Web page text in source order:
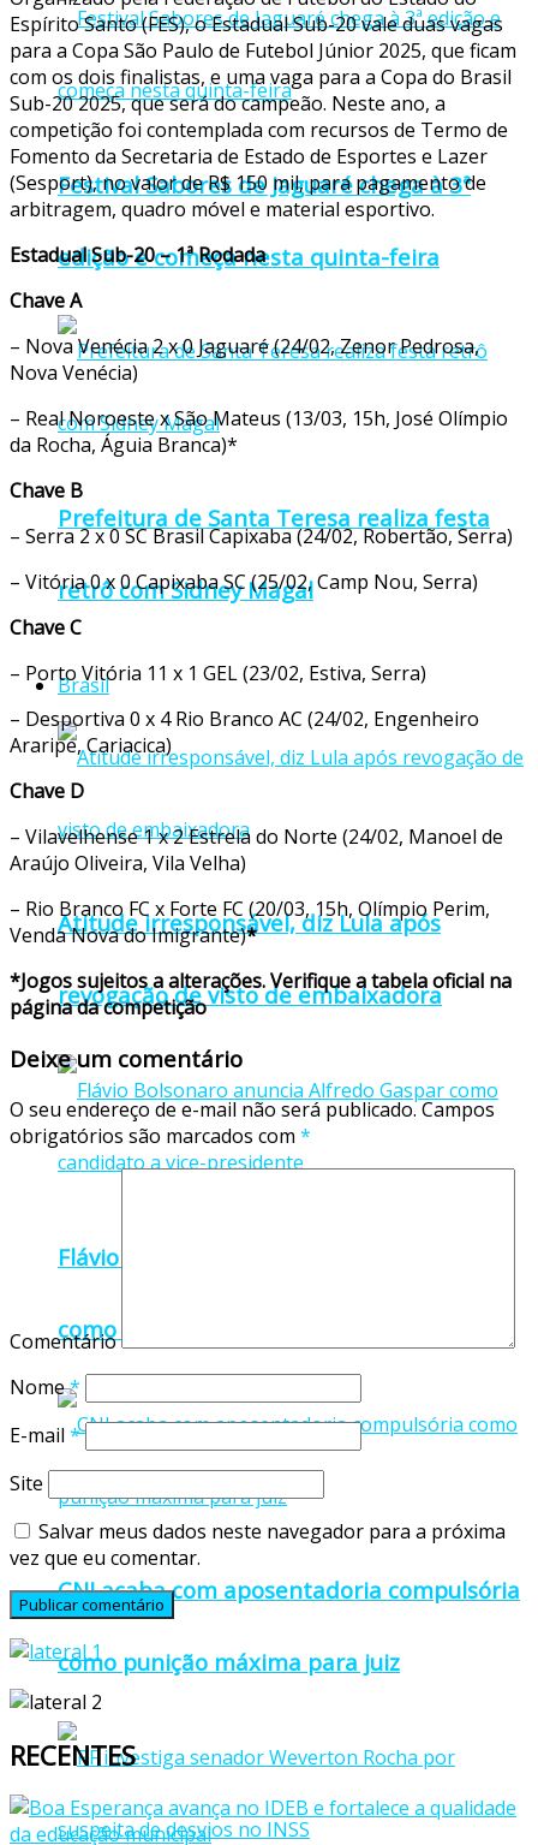
Festival Sabores de Jaguaré chega à 3ª
edição e começa nesta quinta-feira
Prefeitura de Santa Teresa realiza festa
retrô com Sidney Magal
Brasil
Atitude irresponsável, diz Lula após
revogação de visto de embaixadora
Flávio Bolsonaro anuncia Alfredo Gaspar
como candidato a vice-presidente
CNJ acaba com aposentadoria compulsória
como punição máxima para juiz
Espírito Santo (FES), o Estadual Sub-20 vale duas vagas
para a Copa São Paulo de Futebol Júnior 2025, que ficam
com os dois finalistas, e uma vaga para a Copa do Brasil
Sub-20 2025, que será do campeão. Neste ano, a
competição foi contemplada com recursos de Termo de
Fomento da Secretaria de Estado de Esportes e Lazer
(Sesport), no valor de R$ 150 mil, para pagamento de
arbitragem, quadro móvel e material esportivo.
Estadual Sub-20 – 1ª Rodada
Chave A
– Nova Venécia 2 x 0 Jaguaré (24/02, Zenor Pedrosa,
Nova Venécia)
– Real Noroeste x São Mateus (13/03, 15h, José Olímpio
da Rocha, Águia Branca)*
Chave B
– Serra 2 x 0 SC Brasil Capixaba (24/02, Robertão, Serra)
– Vitória 0 x 0 Capixaba SC (25/02, Camp Nou, Serra)
Chave C
– Porto Vitória 11 x 1 GEL (23/02, Estiva, Serra)
– Desportiva 0 x 4 Rio Branco AC (24/02, Engenheiro
Araripe, Cariacica)
Chave D
– Vilavelhense 1 x 2 Estrela do Norte (24/02, Manoel de
Araújo Oliveira, Vila Velha)
– Rio Branco FC x Forte FC (20/03, 15h, Olímpio Perim,
Venda Nova do Imigrante)*
*Jogos sujeitos a alterações. Verifique a tabela oficial na
página da competição
Deixe um comentário
O seu endereço de e-mail não será publicado.Campos
obrigatórios são marcados com *
Comentário
Nome*
E-mail *
Site
Salvar meus dados neste navegador para a próxima
vez que eu comentar.
RECENTES